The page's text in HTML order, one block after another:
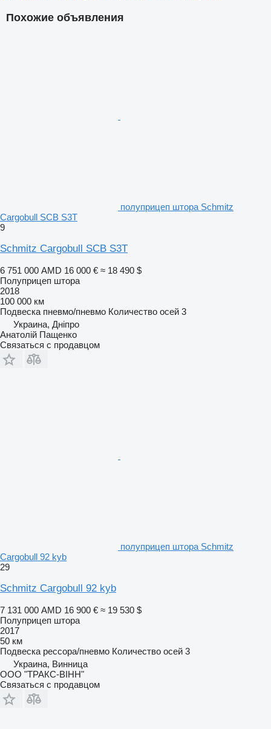
Похожие объявления
полуприцеп штора Schmitz
Cargobull SCB S3T
9
Schmitz Cargobull SCB S3T
6 751 000 AMD 16 000 € ≈ 18 490 $
Полуприцеп штора
2018
100 000 км
Подвеска пневмо/пневмо Количество осей 3
Украина, Дніпро
Анатолій Пащенко
Связаться с продавцом
полуприцеп штора Schmitz
Cargobull 92 kyb
29
Schmitz Cargobull 92 kyb
7 131 000 AMD 16 900 € ≈ 19 530 $
Полуприцеп штора
2017
50 км
Подвеска рессора/пневмо Количество осей 3
Украина, Винница
ООО "ТРАКС-ВІНН"
Связаться с продавцом